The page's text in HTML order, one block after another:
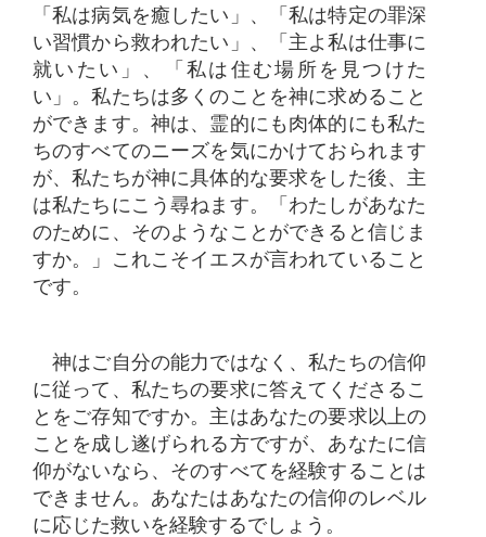
「私は病気を癒したい」、「私は特定の罪深
い習慣から救われたい」、「主よ私は仕事に
就いたい」、「私は住む場所を見つけた
い」。私たちは多くのことを神に求めること
ができます。神は、霊的にも肉体的にも私た
ちのすべてのニーズを気にかけておられます
が、私たちが神に具体的な要求をした後、主
は私たちにこう尋ねます。「わたしがあなた
のために、そのようなことができると信じま
すか。」これこそイエスが言われていること
です。
神はご自分の能力ではなく、私たちの信仰
に従って、私たちの要求に答えてくださるこ
とをご存知ですか。主はあなたの要求以上の
ことを成し遂げられる方ですが、あなたに信
仰がないなら、そのすべてを経験することは
できません。あなたはあなたの信仰のレベル
に応じた救いを経験するでしょう。